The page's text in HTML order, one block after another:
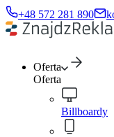
+48 572 281 890
Oferta
Oferta
Billboardy